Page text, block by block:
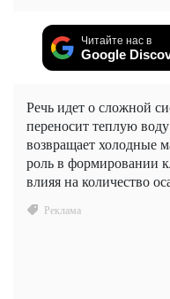
Читайте нас в
Google
Речь идет о сложной
переносит теплую
возвращает холодные
роль в формировании
влияя на количество